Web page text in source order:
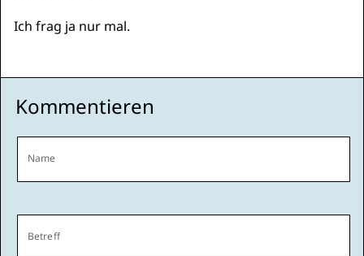
Ich frag ja nur mal.
Kommentieren
Name
Betreff